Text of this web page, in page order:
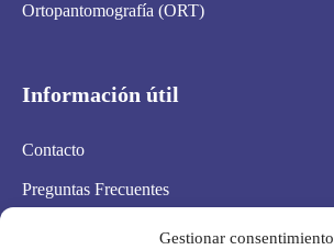
Gestionar consentimiento
Ortopantomografía (ORT)
Información útil
Contacto
Preguntas Frecuentes